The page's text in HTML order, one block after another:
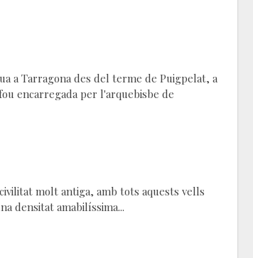
a Tarragona des del terme de Puigpelat, a
encarregada per l'arquebisbe de
molt antiga, amb tots aquests vells
densitat amabilíssima...